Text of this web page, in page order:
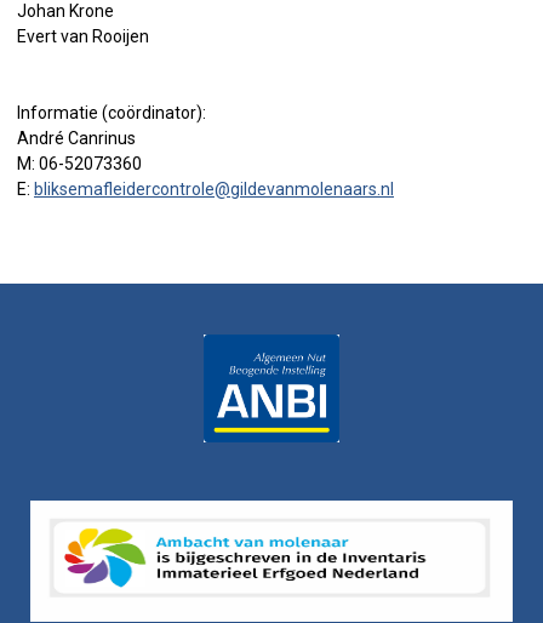
Johan Krone
Evert van Rooijen
Informatie (coördinator):
André Canrinus
M: 06-52073360
E: bliksemafleidercontrole@gildevanmolenaars.nl